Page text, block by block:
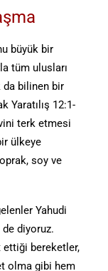
büyük bir
tüm ulusları
da bilinen bir
Yaratılış 12:1-
terk etmesi
ülkeye
soy ve
Yahudi
diyoruz.
ettiği bereketler,
olma gibi hem